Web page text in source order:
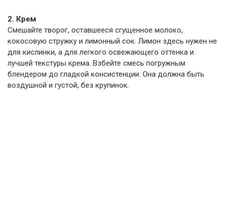
2. Крем
Смешайте творог, оставшееся сгущенное молоко,
кокосовую стружку и лимонный сок. Лимон здесь нужен не
для кислинки, а для легкого освежающего оттенка и
лучшей текстуры крема. Взбейте смесь погружным
блендером до гладкой консистенции. Она должна быть
воздушной и густой, без крупинок.